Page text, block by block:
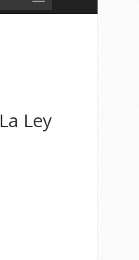
La Ley